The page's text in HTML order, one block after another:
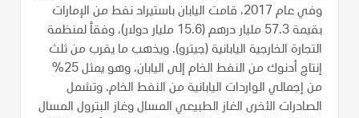
وفي عام 2017، قامت اليابان باستيراد نفط من الإمارات
بقيمة 57.3 مليار درهم (15.6 مليار دولار)، وفقاً لمنظمة
التجارة الخارجية اليابانية (جيترو). ويذهب ما يقرب من ثلث
إنتاج أدنوك من النفط الخام إلى اليابان، وهو يمثل 25%
من إجمالي الواردات اليابانية من النفط الخام. وتشمل
الصادرات الأخرى الغاز الطبيعي المسال وغاز البترول المسال